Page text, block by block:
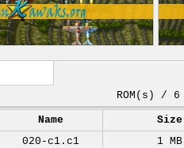
ROM(s) / 6
Name
Size
020-c1.c1
1 MB